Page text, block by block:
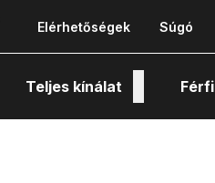
Elérhetőségek Súgó
Teljes kínálat Férfi